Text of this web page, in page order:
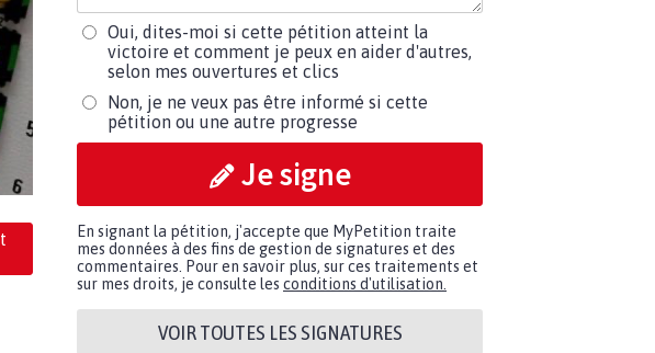
Oui, dites-moi si cette pétition atteint la
victoire et comment je peux en aider d'autres,
selon mes ouvertures et clics
Non, je ne veux pas être informé si cette
pétition ou une autre progresse
Je signe
En signant la pétition, j'accepte que MyPetition traite
mes données à des fins de gestion de signatures et des
commentaires. Pour en savoir plus, sur ces traitements et
sur mes droits, je consulte les conditions d'utilisation.
VOIR TOUTES LES SIGNATURES